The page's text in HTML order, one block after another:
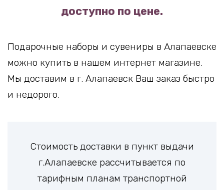
доступно по цене.
Подарочные наборы и сувениры в Алапаевске
можно купить в нашем интернет магазине.
Мы доставим в г. Алапаевск Ваш заказ быстро
и недорого.
Стоимость доставки в пункт выдачи
г.Алапаевске рассчитывается по
тарифным планам транспортной